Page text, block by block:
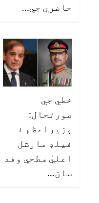
حاضري جي…
خطي جي
صورتحال:
وزيراعظم ۽
فيلڊ مارشل
اعليٰ سطحي وفد
سان…